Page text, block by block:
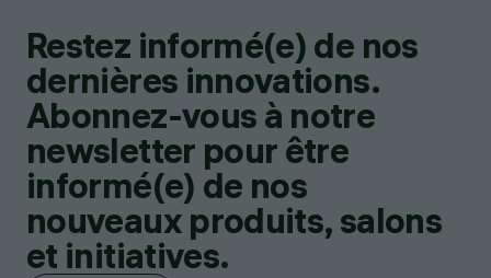
Restez informé(e) de nos
dernières innovations.
Abonnez-vous à notre
newsletter pour être
informé(e) de nos
nouveaux produits, salons
et initiatives.